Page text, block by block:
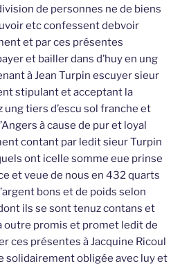
de personnes ne de biens
etc confessent debvoir
et par ces présentes
et bailler dans d’huy en ung
à Jean Turpin escuyer sieur
stipulant et acceptant la
ung tiers d’escu sol franche et
à cause de pur et loyal
contant par ledit sieur Turpin
ont icelle somme eue prinse
et veue de nous en 432 quarts
bons et de poids selon
ils se sont tenuz contans et
outre promis et promet ledit de
ces présentes à Jacquine Ricoul
solidairement obligée avec luy et